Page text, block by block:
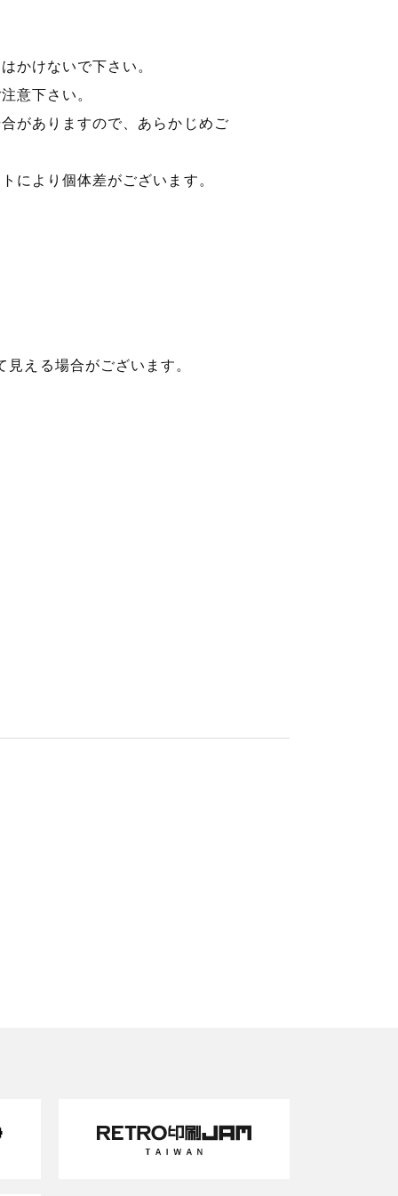
かけないで下さい。
意下さい。
がありますので、あらかじめご
により個体差がございます。
える場合がございます。